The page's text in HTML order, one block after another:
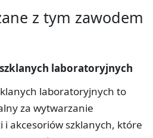
z tym zawodem
laboratoryjnych
laboratoryjnych to
za wytwarzanie
akcesoriów szklanych, które